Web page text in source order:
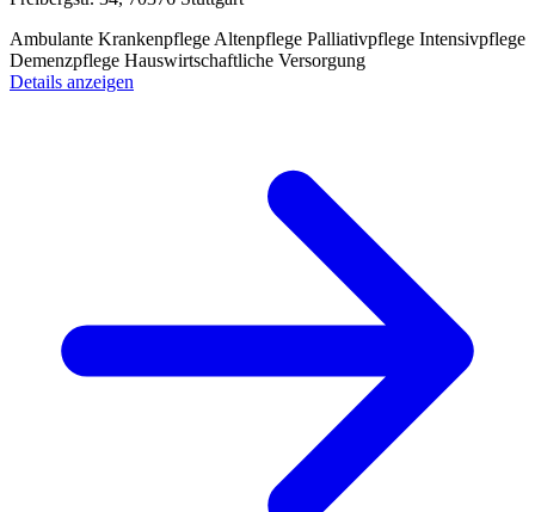
Ambulante Krankenpflege Altenpflege Palliativpflege Intensivpflege
Demenzpflege Hauswirtschaftliche Versorgung
Details anzeigen